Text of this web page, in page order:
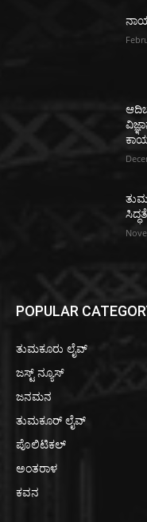
ಸಿದ್ಧತೆ
POPULAR
ತುಮಕೂರು ಲೈವ್
ಜಸ್ಟ್ ನ್ಯೂಸ್
ಜನಮನ
ತುಮಕೂರ್ ಲೈವ್
ಪೊಲಿಟಿಕಲ್
ಅಂತರಾಳ
ಕವನ